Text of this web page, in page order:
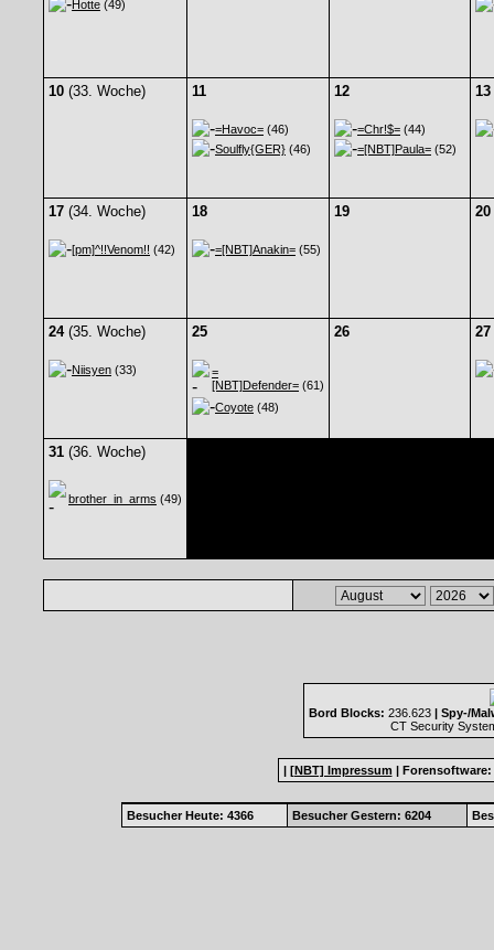
Hotte (49)
10 (33. Woche) 11
=Havoc= (46)
Soulfly{GER} (46)
12
=Chr!$= (44)
=[NBT]Paula= (52)
13
17 (34. Woche)
[pm]^!!Venom!! (42)
18
=[NBT]Anakin= (55)
19 20
24(35. Woche)
Niisyen (33)
25
=
[NBT]Defender= (61)
Coyote (48)
26 27
31 (36. Woche)
brother_in_arms (49)
Bord Blocks: 236.623 | Spy-/
CT Security
| [NBT] Impressum | Forensoftware:
Besucher Heute: 4366 Besucher Gestern: 6204